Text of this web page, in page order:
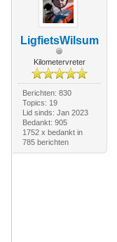
LigfietsWilsum
Kilometervreter
Berichten: 830
Topics: 19
Lid sinds: Jan 2023
Bedankt: 905
1752 x bedankt in
785 berichten